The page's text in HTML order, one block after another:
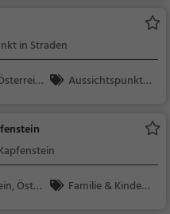
in Straden
Aussichtspunkt, F
Öster
Familie & Kinder,